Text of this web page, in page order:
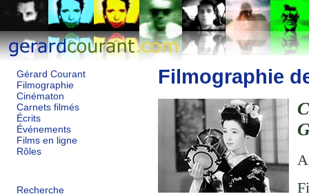
Gérard Courant
Filmographie
Cinématon
Carnets filmés
Écrits
Événements
Films en ligne
Rôles
Recherche
Filmographie